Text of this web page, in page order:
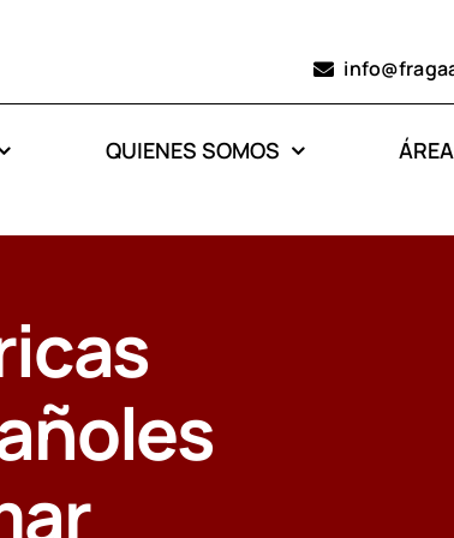
QUIENES SOMOS